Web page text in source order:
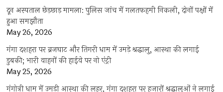
दून अस्पताल छेड़छाड़ मामला: पुलिस जांच में गलतफहमी निकली, दोनों पक्षों में
हुआ समझौता
May 26, 2026
गंगा दशहरा पर ब्रजघाट और तिगरी धाम में उमड़े श्रद्धालु, आस्था की लगाई
डुबकी; भारी वाहनों की हाईवे पर नो एंट्री
May 25, 2026
गंगोत्री धाम में उमड़ी आस्था की लहर, गंगा दशहरा पर हजारों श्रद्धालुओं ने लगाई